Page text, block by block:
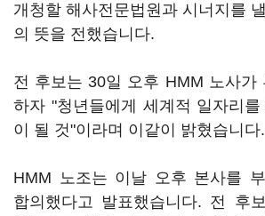
개청할 해사전문법원과 시너지를
의 뜻을 전했습니다.
전 후보는 30일 오후 HMM 노사가
하자 "청년들에게 세계적 일자리
이 될 것"이라며 이같이 밝혔습니다.
HMM 노조는 이날 오후 본사를
합의했다고 발표했습니다. 전 후